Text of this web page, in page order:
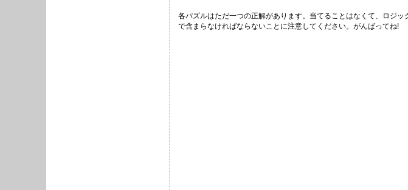
各パズルはただ一つの正解があります。当てることはなくて、ロジ
で含まらなければならないことに注意してください。がんばってね!